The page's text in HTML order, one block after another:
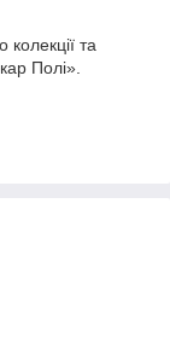
колекції та
Полі».